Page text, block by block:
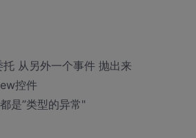
从另外一个事件 抛出来
控件
是”类型的异常"